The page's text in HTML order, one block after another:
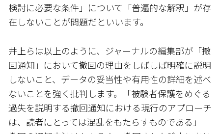
検討に必要な条件」について「普遍的な解釈」が存
在しないことが問題だといいます。
井上らは以上のように、ジャーナルの編集部が「撤
回通知」において撤回の理由をしばしば明確に説明
しないこと、データの妥当性や有用性の詳細を述べ
ないことを強く批判します。「被験者保護をめぐる
過失を説明する撤回通知における現行のアプローチ
は、読者にとっては混乱をもたらすものである」